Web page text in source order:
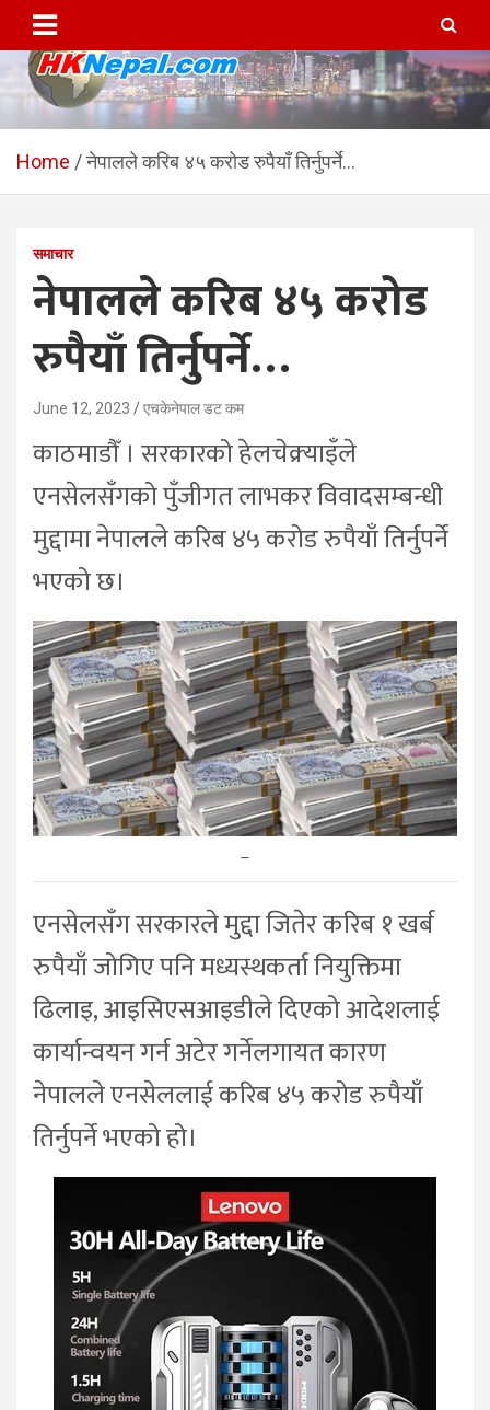
content
HKNepal.com – हङकङबाट
सञ्चालित पहिलो नेपाली अनलाईन
hknepal, hknepal.com, hk nepal, hk nepal com
Home नेपालले करिब ४५ करोड रुपैयाँ तिर्नुपर्ने…
समाचार
नेपालले करिब ४५ करोड
रुपैयाँ तिर्नुपर्ने…
June 12, 2023 एचकेनेपाल डट कम
काठमाडौँ । सरकारको हेलचेक्र्याइँले
एनसेलसँगको पुँजीगत लाभकर विवादसम्बन्धी
मुद्दामा नेपालले करिब ४५ करोड रुपैयाँ तिर्नुपर्ने
भएको छ।
–
एनसेलसँग सरकारले मुद्दा जितेर करिब १ खर्ब
रुपैयाँ जोगिए पनि मध्यस्थकर्ता नियुक्तिमा
ढिलाइ, आइसिएसआइडीले दिएको आदेशलाई
कार्यान्वयन गर्न अटेर गर्नेलगायत कारण
नेपालले एनसेललाई करिब ४५ करोड रुपैयाँ
तिर्नुपर्ने भएको हो।